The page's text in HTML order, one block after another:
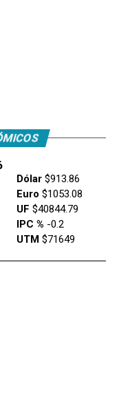
Dólar$913.86
Euro $1053.08
UF $40844.79
IPC % -0.2
UTM$71649